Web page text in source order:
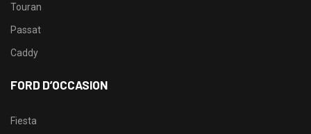
Touran
Passat
Caddy
FORD D’OCCASION
Fiesta